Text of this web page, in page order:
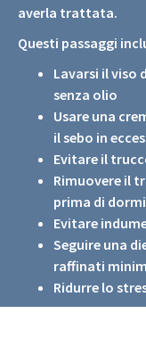
averla trattata.
Questi passaggi
Lavarsi il viso
senza olio
Usare una
il sebo in
Evitare il
Rimuovere il
prima di
Evitare
Seguire una
raffinati
Ridurre lo